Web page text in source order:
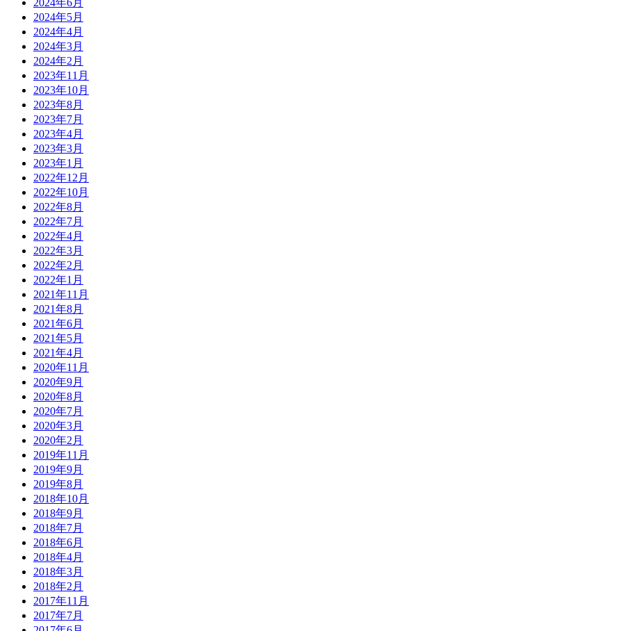
2024年6月
2024年5月
2024年4月
2024年3月
2024年2月
2023年11月
2023年10月
2023年8月
2023年7月
2023年4月
2023年3月
2023年1月
2022年12月
2022年10月
2022年8月
2022年7月
2022年4月
2022年3月
2022年2月
2022年1月
2021年11月
2021年8月
2021年6月
2021年5月
2021年4月
2020年11月
2020年9月
2020年8月
2020年7月
2020年3月
2020年2月
2019年11月
2019年9月
2019年8月
2018年10月
2018年9月
2018年7月
2018年6月
2018年4月
2018年3月
2018年2月
2017年11月
2017年7月